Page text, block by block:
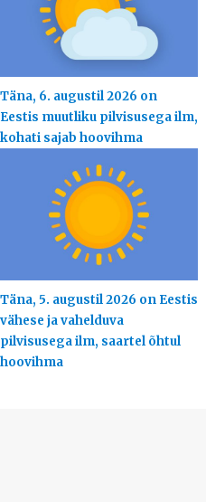
Täna, 6. augustil 2026 on
Eestis muutliku pilvisusega ilm,
kohati sajab hoovihma
Täna, 5. augustil 2026 on Eestis
vähese ja vahelduva
pilvisusega ilm, saartel õhtul
hoovihma